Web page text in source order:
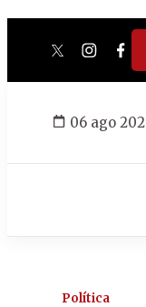
twitter
06 ago
Política